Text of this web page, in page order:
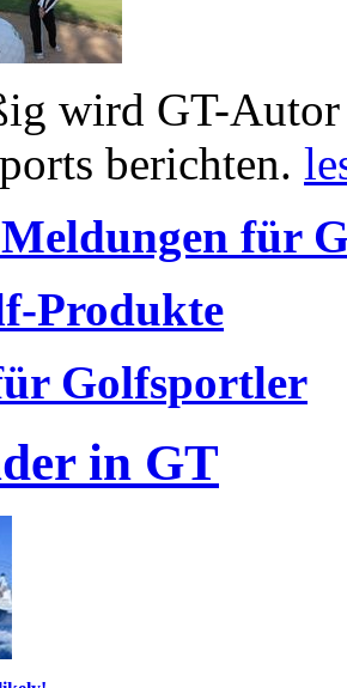
wird GT-
berichten.
für
Produkte
Golfsportler
in GT